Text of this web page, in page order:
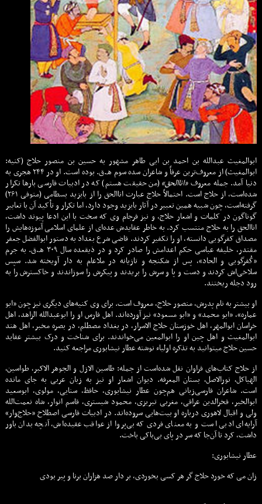
ابوالمغیث عبدالله بن احمد بن ابی طاهر مشهور به حسین بن منصور حلاج (کنیه:
ابوالمغیث) از معروف‌ترین عرفاً و شاعران سده سوم هـ.ق. بوده است. او در ۲۴۴ هجری به
دنیا آمد. جمله معروف«اناالحق»(من حقیقت هستم) که در ادبیات فارسی بارها تکرار
شده‌است، از حلاج است. احتمالاً حلاج عبارت اناالحق را از بایزید بسطامی (متوفی ۲۶۱)
گرفته‌است، چون شبیه همین تعبیر در آثار بایزید وجود دارد، اما تکرار و تأکید آن با تعابیر
گوناگون در کلمات و اشعار حلاج، و نیز فرجام وی که سخت با این ادعا پیوند داشت،
اناالحق را به حلاج منتسب کرد. به خاطر عقایدش عده‌ای از علمای اسلامی آموزه‌هایش را
مصداق کفرگویی دانسته، او را تکفیر کردند. قاضی شرع بغداد به دستور ابوالفضل جعفر
مقتدر، خلیفه عباسی حکم اعدامش را صادر کرد و در ذیقعده سال ۳۰۹ هـ.ق. به جرم
«کُفرگویی و الحاد»، پس از شکنجه و تازیانه در ملاعام به دار آویخته شد. سپس
سلاخی‌اش کردند و دست و پا و سرش را بریدند و پیکرش را سوزاندند و خاکسترش را به
رود دجله ریختند.
او بیشتر به نام پدرش، منصور حلاج، معروف است. برای وی کنیه‌های دیگری نیز چون «ابو
عماره»، «ابو محمد» و «ابو مسعود» نیز آورده‌اند. اهل فارس او را ابوعبدالله الزاهد، اهل
خراسان ابوالمهر، اهل خوزستان حلاج الاسرار، در بغداد مصطلم، در بصره مخبر، اهل هند
ابوالمغیث و اهل چین او را ابوالمعین می‌خواندند. برای شناخت و درک بیشتر عقايد
حسین حلاج میتوانید به تذکره اولیاء نوشته عطار نیشابوری مراجعه کنید.
از حلاج کتاب‌های فراوان نقل شده‌است از جمله: طاسین الازل و الجوهر الاکبر٬ طواسین٬
الهیاکل٬ نورالاصل٬ بستان المعرفه. دیوان اشعار او نیز به زبان عربی به جای مانده
است. شاعران فارسی‌زبانی هم‌چون عطار نیشابوری، حافظ، سنایی، مولوی، ابوسعید
ابوالخیر، فخرالدین عراقی، مغربی تبریزی، محمود شبستری، قاسم انوار، شاه نعمت‌الله
ولی و اقبال لاهوری درباره او بیت‌هایی سروده‌اند. در ادبیات فارسی اصطلاح «حلاج‌وار»
آرایه‌ای ادبی است و به معنای فردی که بی‌پروا از عواقب عقیده‌اش، آنچه بدان باور
داشت، کرد تا آن‌جا که سر در پای بی‌باکی باخت.
عطار نیشابوری:
زان می که خورد حلاج گر هر کسی بخوردی، بر دار صد هزاران برنا و پیر بودی